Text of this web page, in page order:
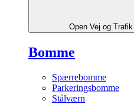
Open Vej og Trafik
Bomme
Spærrebomme
Parkeringsbomme
Stålværn